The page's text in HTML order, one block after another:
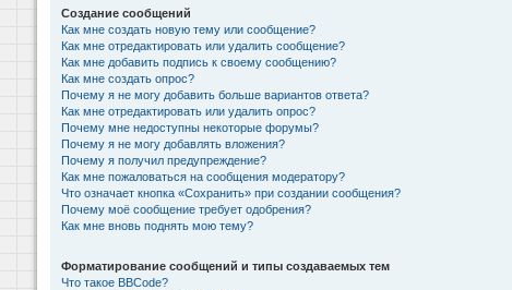
Создание сообщений
Как мне создать новую тему или сообщение?
Как мне отредактировать или удалить сообщение?
Как мне добавить подпись к своему сообщению?
Как мне создать опрос?
Почему я не могу добавить больше вариантов ответа?
Как мне отредактировать или удалить опрос?
Почему мне недоступны некоторые форумы?
Почему я не могу добавлять вложения?
Почему я получил предупреждение?
Как мне пожаловаться на сообщения модератору?
Что означает кнопка «Сохранить» при создании сообщения?
Почему моё сообщение требует одобрения?
Как мне вновь поднять мою тему?
Форматирование сообщений и типы создаваемых тем
Что такое BBCode?